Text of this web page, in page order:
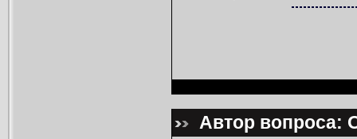
Автор вопроса: